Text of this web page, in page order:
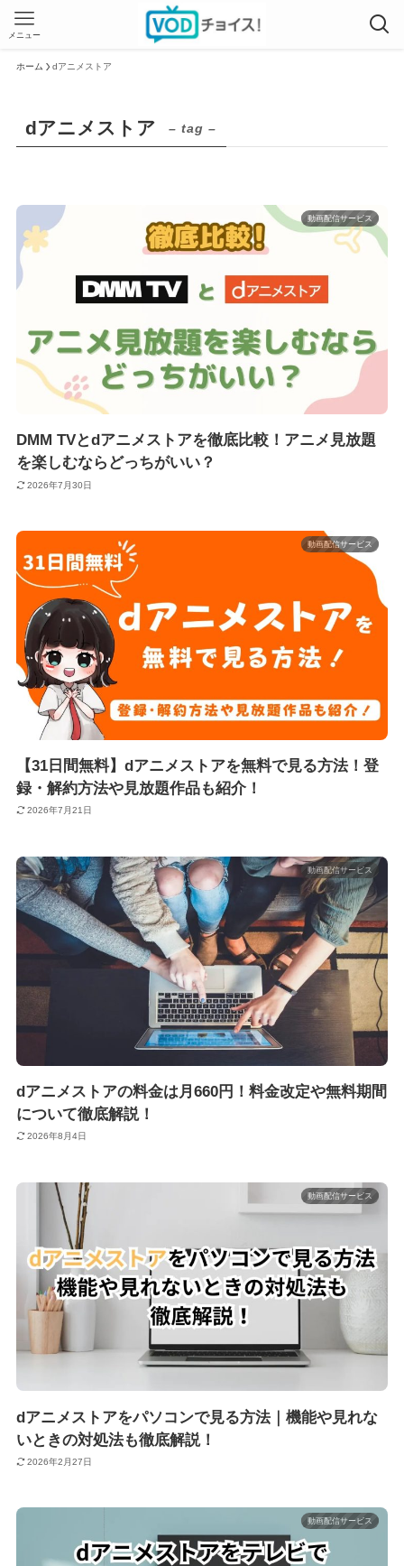
メニュー
ホーム dアニメストア
dアニメストア – tag –
動画配信サービス
DMM TVとdアニメストアを徹底比較！アニメ見放題
を楽しむならどっちがいい？
2026年7月30日
動画配信サービス
【31日間無料】dアニメストアを無料で見る方法！登
録・解約方法や見放題作品も紹介！
2026年7月21日
動画配信サービス
dアニメストアの料金は月660円！料金改定や無料期間
について徹底解説！
2026年8月4日
動画配信サービス
dアニメストアをパソコンで見る方法｜機能や見れな
いときの対処法も徹底解説！
2026年2月27日
動画配信サービス